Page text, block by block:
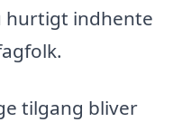
hurtigt indhente
tilgang bliver